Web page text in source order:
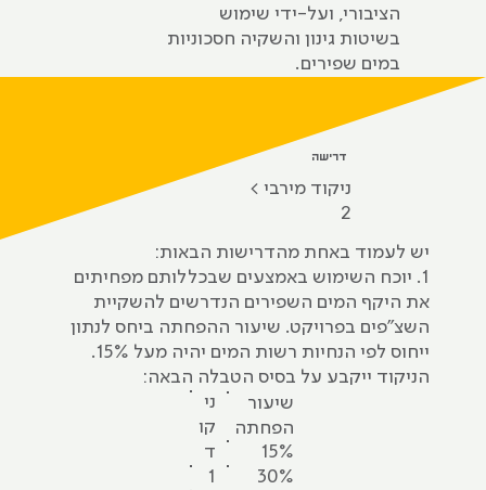
הציבורי, ועל-ידי שימוש
בשיטות גינון והשקיה חסכוניות
במים שפירים.
דרישה
ניקוד‭ ‬מירבי >
2
יש לעמוד באחת מהדרישות הבאות:
1. יוכח השימוש באמצעים שבכללותם מפחיתים
את היקף המים השפירים הנדרשים להשקיית
השצ"פים בפרויקט. שיעור ההפחתה ביחס לנתון
ייחוס לפי הנחיות רשות המים יהיה מעל 15%.
הניקוד ייקבע על בסיס הטבלה הבאה:
ני
קו
ד
1
שיעור
הפחתה
15%
30%